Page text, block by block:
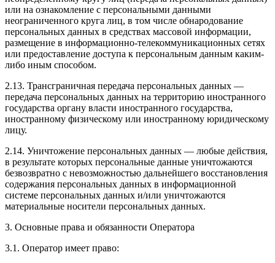
или на ознакомление с персональными данными
неограниченного круга лиц, в том числе обнародование
персональных данных в средствах массовой информации,
размещение в информационно-телекоммуникационных сетях
или предоставление доступа к персональным данным каким-
либо иным способом.
2.13. Трансграничная передача персональных данных —
передача персональных данных на территорию иностранного
государства органу власти иностранного государства,
иностранному физическому или иностранному юридическому
лицу.
2.14. Уничтожение персональных данных — любые действия,
в результате которых персональные данные уничтожаются
безвозвратно с невозможностью дальнейшего восстановления
содержания персональных данных в информационной
системе персональных данных и/или уничтожаются
материальные носители персональных данных.
3. Основные права и обязанности Оператора
3.1. Оператор имеет право: